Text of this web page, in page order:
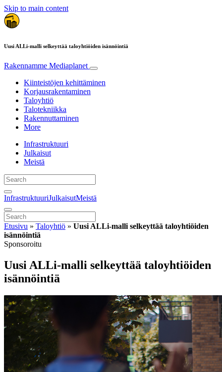
Skip to main content
Uusi ALLi-malli selkeyttää taloyhtiöiden isännöintiä
Rakennamme Mediaplanet
Kiinteistöjen kehittäminen
Korjausrakentaminen
Taloyhtiö
Talotekniikka
Rakennuttaminen
More
Infrastruktuuri
Julkaisut
Meistä
InfrastruktuuriJulkaisutMeistä
Etusivu » Taloyhtiö » Uusi ALLi-malli selkeyttää taloyhtiöiden
isännöintiä
Sponsoroitu
Uusi ALLi-malli selkeyttää taloyhtiöiden
isännöintiä